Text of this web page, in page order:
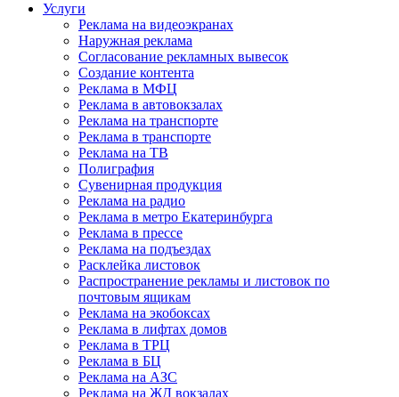
Услуги
Реклама на видеоэкранах
Наружная реклама
Согласование рекламных вывесок
Создание контента
Реклама в МФЦ
Реклама в автовокзалах
Реклама на транспорте
Реклама в транспорте
Реклама на ТВ
Полиграфия
Сувенирная продукция
Реклама на радио
Реклама в метро Екатеринбурга
Реклама в прессе
Реклама на подъездах
Расклейка листовок
Распространение рекламы и листовок по
почтовым ящикам
Реклама на экобоксах
Реклама в лифтах домов
Реклама в ТРЦ
Реклама в БЦ
Реклама на АЗС
Реклама на ЖД вокзалах